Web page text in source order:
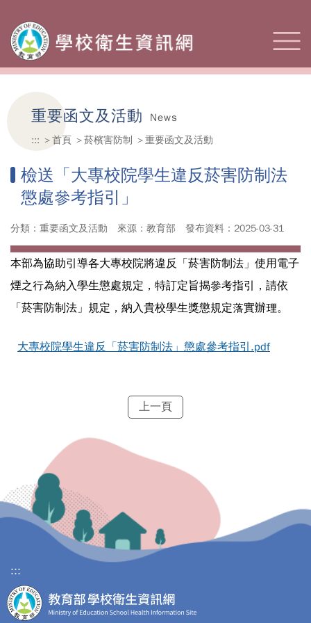
重要函文及活動
News
:::
首頁 菸檳害防制 重要函文及活動
檢送「大專校院學生違反菸害防制法
懲處參考指引」
分類：重要函文及活動 來源：教育部 發布資料：2025-03-31
本部為協助引導各大專校院將違反「菸害防制法」使用電子
煙之行為納入學生懲處規定，特訂定旨揭參考指引，請依
「菸害防制法」規定，納入貴校學生獎懲規定落實辦理。
大專校院學生違反「菸害防制法」懲處參考指引.pdf
上一頁
:::